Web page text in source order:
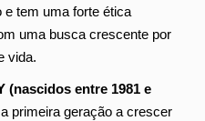
e tem uma forte ética
uma busca crescente por
vida.
(nascidos entre 1981 e
primeira geração a crescer